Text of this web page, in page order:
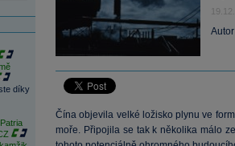
díky
Čína objevila velké ložisko plynu ve
moře. Připojila se tak k několika málo